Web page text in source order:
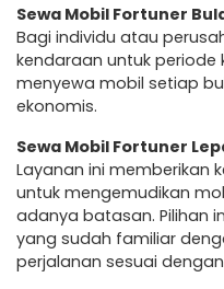
Sewa Mobil Fortuner
Bagi individu atau
kendaraan untuk periode
menyewa mobil setiap
ekonomis.
Sewa Mobil Fortuner
Layanan ini memberikan
untuk mengemudikan
adanya batasan. Pilihan
yang sudah familiar
perjalanan sesuai